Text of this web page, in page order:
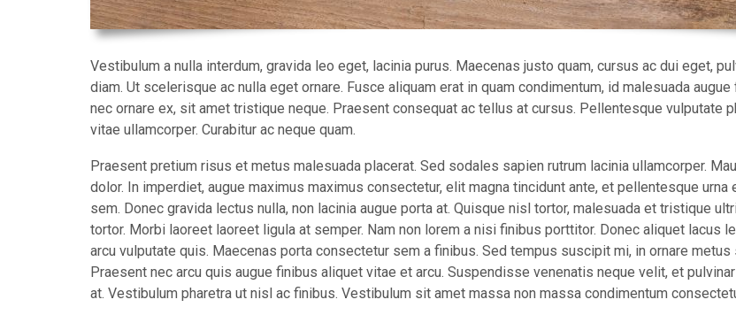
Vestibulum a nulla interdum, gravida leo eget, lacinia purus. Maecenas justo quam, cursus ac dui eget,
diam. Ut scelerisque ac nulla eget ornare. Fusce aliquam erat in quam condimentum, id malesuada
nec ornare ex, sit amet tristique neque. Praesent consequat ac tellus at cursus. Pellentesque vulputate
vitae ullamcorper. Curabitur ac neque quam.
Praesent pretium risus et metus malesuada placerat. Sed sodales sapien rutrum lacinia ullamcorper.
dolor. In imperdiet, augue maximus maximus consectetur, elit magna tincidunt ante, et pellentesque urna
sem. Donec gravida lectus nulla, non lacinia augue porta at. Quisque nisl tortor, malesuada et tristique
tortor. Morbi laoreet laoreet ligula at semper. Nam non lorem a nisi finibus porttitor. Donec aliquet lacus
arcu vulputate quis. Maecenas porta consectetur sem a finibus. Sed tempus suscipit mi, in ornare metus
Praesent nec arcu quis augue finibus aliquet vitae et arcu. Suspendisse venenatis neque velit, et
at. Vestibulum pharetra ut nisl ac finibus. Vestibulum sit amet massa non massa condimentum